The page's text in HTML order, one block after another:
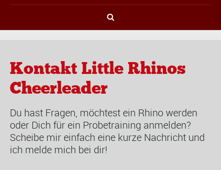
Kontakt Little Rhinos
Cheerleader
Du hast Fragen, möchtest ein Rhino werden
oder Dich für ein Probetraining anmelden?
Scheibe mir einfach eine kurze Nachricht und
ich melde mich bei dir!